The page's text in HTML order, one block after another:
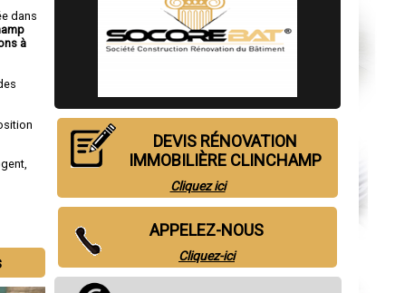
dans
à
DEVIS RÉNOVATION
IMMOBILIÈRE CLINCHAMP
Cliquez ici
APPELEZ-NOUS
Cliquez-ici